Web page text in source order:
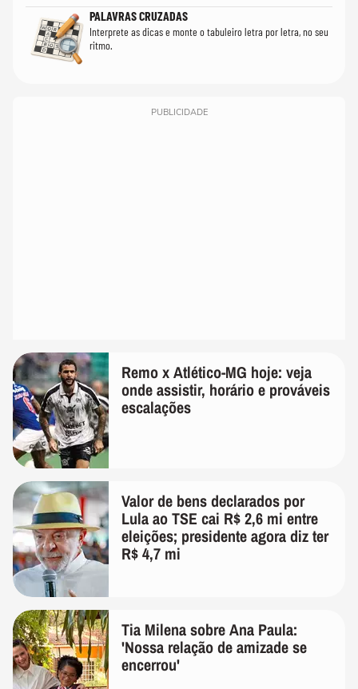
PALAVRAS CRUZADAS
Interprete as dicas e monte o tabuleiro letra por letra, no seu
ritmo.
PUBLICIDADE
Remo x Atlético-MG hoje: veja
onde assistir, horário e prováveis
escalações
Valor de bens declarados por
Lula ao TSE cai R$ 2,6 mi entre
eleições; presidente agora diz ter
R$ 4,7 mi
Tia Milena sobre Ana Paula:
'Nossa relação de amizade se
encerrou'